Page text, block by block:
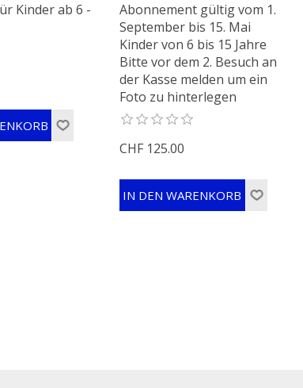
Kinder ab 6 -
Abonnement gültig vom 1.
September bis 15. Mai
Kinder von 6 bis 15 Jahre
Bitte vor dem 2. Besuch an
der Kasse melden um ein
Foto zu hinterlegen
CHF 125.00